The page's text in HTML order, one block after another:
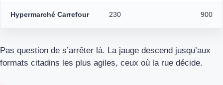
Hypermarché Carrefour 230 900
Pas question de s’arrêter là. La jauge descend jusqu’aux
formats citadins les plus agiles, ceux où la rue décide.